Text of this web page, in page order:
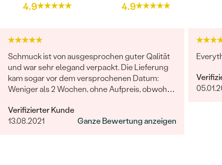
4.9 4.9
Schmuck ist von ausgesprochen guter Qalität
und war sehr elegand verpackt. Die Lieferung
kam sogar vor dem versprochenen Datum:
Weniger als 2 Wochen, ohne Aufpreis, obwohl
Lieferung wurde uns telefonisch vom
sympathischen Kundenservice bestätigt. Wir
Verifizierter Kunde
13.08.2021
Ganze Bewertung anzeigen